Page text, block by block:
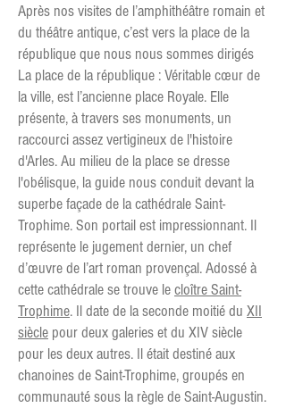
Après nos visites de l’amphithéâtre romain et
du théâtre antique, c’est vers la place de la
république que nous nous sommes dirigés
La place de la république : Véritable cœur de
la ville, est l’ancienne place Royale. Elle
présente, à travers ses monuments, un
raccourci assez vertigineux de l'histoire
d'Arles. Au milieu de la place se dresse
l'obélisque, la guide nous conduit devant la
superbe façade de la cathédrale Saint-
Trophime. Son portail est impressionnant. Il
représente le jugement dernier, un chef
d’œuvre de l’art roman provençal. Adossé à
cette cathédrale se trouve lecloître Saint-
Trophime. Il date de la seconde moitié du XII
siècle pour deux galeries et du XIV siècle
pour les deux autres. Il était destiné aux
chanoines de Saint-Trophime, groupés en
communauté sous la règle de Saint-Augustin.